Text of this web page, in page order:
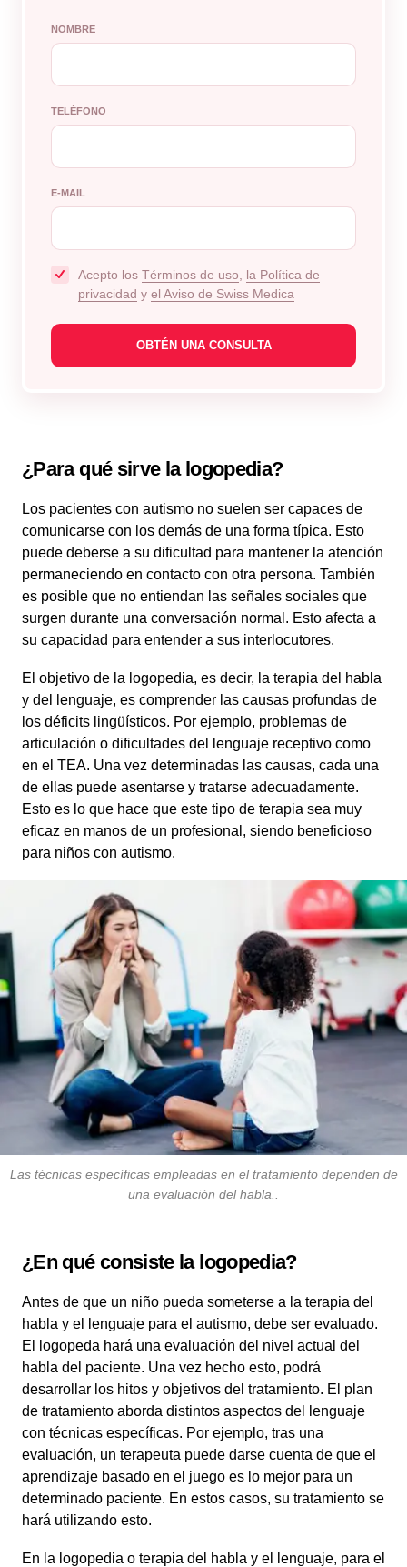
NOMBRE
TELÉFONO
E-MAIL
Acepto los Términos de uso
la Política de
privacidad y el Aviso de Swiss Medica
¿Para qué sirve la logopedia?
Los pacientes con autismo no suelen ser capaces de
comunicarse con los demás de una forma típica. Esto
puede deberse a su dificultad para mantener la atención
permaneciendo en contacto con otra persona. También
es posible que no entiendan las señales sociales que
surgen durante una conversación normal. Esto afecta a
su capacidad para entender a sus interlocutores.
El objetivo de la logopedia, es decir, la terapia del habla
y del lenguaje, es comprender las causas profundas de
los déficits lingüísticos. Por ejemplo, problemas de
articulación o dificultades del lenguaje receptivo como
en el TEA. Una vez determinadas las causas, cada una
de ellas puede asentarse y tratarse adecuadamente.
Esto es lo que hace que este tipo de terapia sea muy
eficaz en manos de un profesional, siendo beneficioso
para niños con autismo.
Las técnicas específicas empleadas en el tratamiento dependen de
una evaluación del habla..
¿En qué consiste la logopedia?
Antes de que un niño pueda someterse a la terapia del
habla y el lenguaje para el autismo, debe ser evaluado.
El logopeda hará una evaluación del nivel actual del
habla del paciente. Una vez hecho esto, podrá
desarrollar los hitos y objetivos del tratamiento. El plan
de tratamiento aborda distintos aspectos del lenguaje
con técnicas específicas. Por ejemplo, tras una
evaluación, un terapeuta puede darse cuenta de que el
aprendizaje basado en el juego es lo mejor para un
determinado paciente. En estos casos, su tratamiento se
hará utilizando esto.
En la logopedia o terapia del habla y el lenguaje, para el